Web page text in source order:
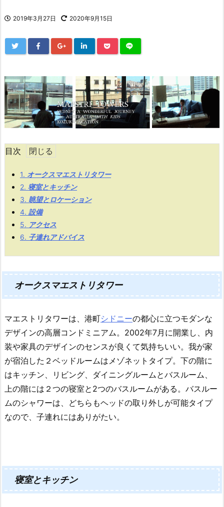
2019年3月27日 2020年9月15日
目次
1. オークスマエストリタワー
2. 寝室とキッチン
3. 眺望とロケーション
4. 設備
5. アクセス
6. 子連れアドバイス
オークスマエストリタワー
マエストリタワーは、港町シドニーの都心に立つモダンな
デザインの高層コンドミニアム。2002年7月に開業し、内
装や家具のデザインのセンスが良くて気持ちいい。 我が家
が宿泊した２ベッドルームはメゾネットタイプ。下の階に
はキッチン、リビング、ダイニングルームとバスルーム、
上の階には２つの寝室と2つのバスルームがある。バスルー
ムのシャワーは、どちらもヘッドの取り外しが可能タイプ
なので、子連れにはありがたい。
寝室とキッチン